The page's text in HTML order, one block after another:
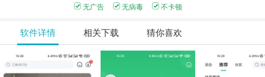
无广告 无病毒 不卡顿
软件详情 相关下载 猜你喜欢